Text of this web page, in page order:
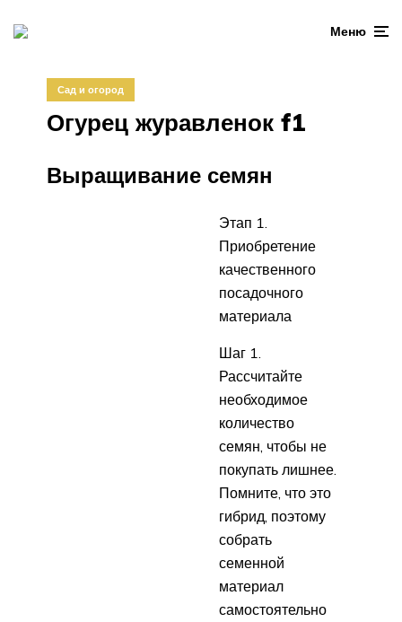
Меню
Сад и огород
Огурец журавленок f1
Выращивание семян
Этап 1.
Приобретение
качественного
посадочного
материала
Шаг 1.
Рассчитайте
необходимое
количество
семян, чтобы не
покупать лишнее.
Помните, что это
гибрид, поэтому
собрать
семенной
материал
самостоятельно